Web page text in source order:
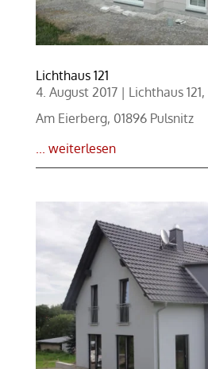
Lichthaus 121
4. August 2017| Lichthaus 121,
Am Eierberg, 01896 Pulsnitz
... weiterlesen